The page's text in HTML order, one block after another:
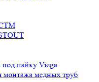
пайку Viega
монтажа медных труб